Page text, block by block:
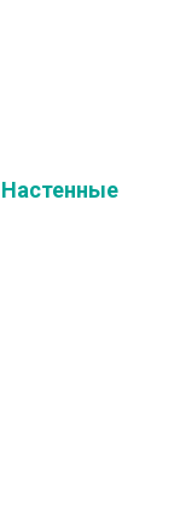
Настенные